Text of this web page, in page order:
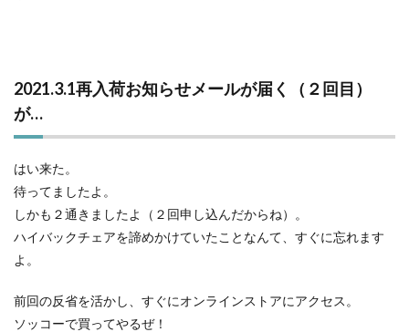
2021.3.1再入荷お知らせメールが届く（２回目）
が…
はい来た。
待ってましたよ。
しかも２通きましたよ（２回申し込んだからね）。
ハイバックチェアを諦めかけていたことなんて、すぐに忘れます
よ。
前回の反省を活かし、すぐにオンラインストアにアクセス。
ソッコーで買ってやるぜ！